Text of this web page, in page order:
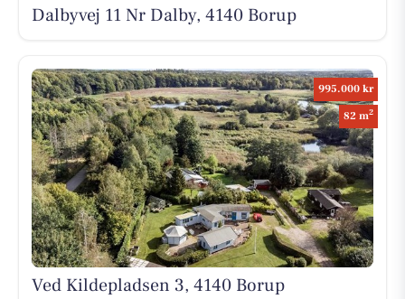
Dalbyvej 11 Nr Dalby, 4140 Borup
995.000 kr
82 m2
Ved Kildepladsen 3, 4140 Borup